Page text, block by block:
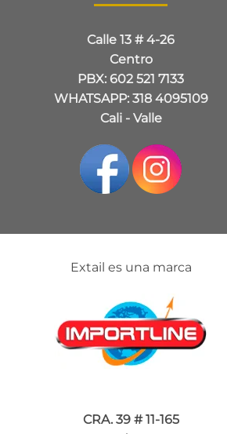
Calle 13 # 4-26
Centro
PBX: 602 521 7133
WHATSAPP: 318 4095109
Cali - Valle
Extail es una marca
CRA. 39 # 11-165